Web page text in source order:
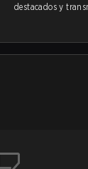
destacados y